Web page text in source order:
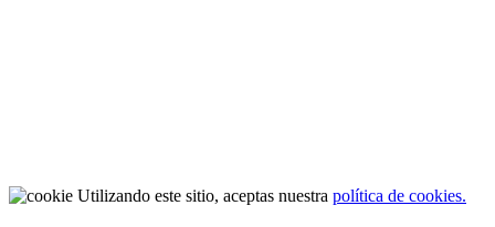
Utilizando este sitio, aceptas nuestra política de cookies.